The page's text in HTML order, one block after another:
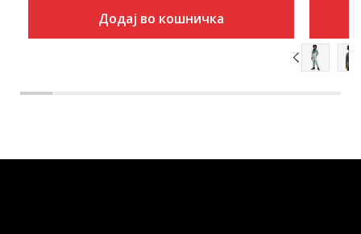
Додај во кошничка